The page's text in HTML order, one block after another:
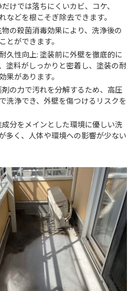
けでは落ちにくいカビ、コケ、
などを根こそぎ除去できます。
の殺菌消毒効果により、洗浄後の
とができます。
久性向上: 塗装前に外壁を徹底的に
塗料がしっかりと密着し、塗装の耐
果があります。
の力で汚れを分解するため、高圧
洗浄でき、外壁を傷つけるリスクを
分をメインとした環境に優しい洗
多く、人体や環境への影響が少ない